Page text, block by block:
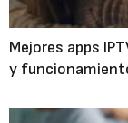
Mejores apps
y